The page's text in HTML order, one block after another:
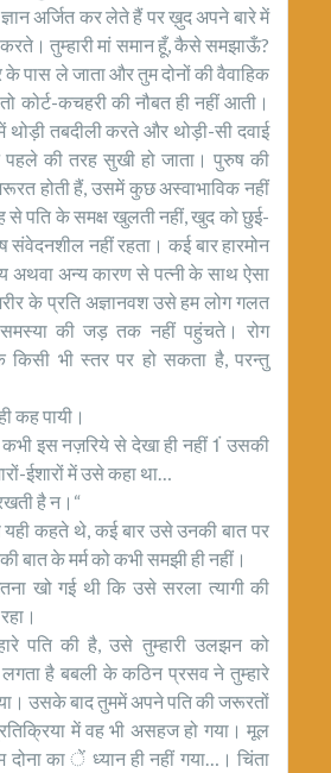
अर्जित कर लेते हैं पर ख़ुद अपने बारे में
तुम्हारी मां समान हूँ, कैसे समझाऊँ?
पास ले जाता और तुम दोनों की वैवाहिक
कोर्ट-कचहरी की नौबत ही नहीं आती।
थोड़ी तबदीली करते और थोड़ी-सी दवाई
पहले की तरह सुखी हो जाता। पुरुष की
होती हैं, उसमें कुछ अस्वाभाविक नहीं
से पति के समक्ष खुलती नहीं, खुद को छुई-
संवेदनशील नहीं रहता। कई बार हारमोन
अन्य कारण से पत्नी के साथ ऐसा
के प्रति अज्ञानवश उसे हम लोग गलत
समस्या की जड़ तक नहीं पहुंचते। रोग
किसी भी स्तर पर हो सकता है, परन्तु
कह पायी।
इस नज़रिये से देखा ही नहीं 1ं उसकी
ईशारों में उसे कहा था…
है न।“
कहते थे, कई बार उसे उनकी बात पर
बात के मर्म को कभी समझी ही नहीं।
खो गई थी कि उसे सरला त्यागी की
पति की है, उसे तुम्हारी उलझन को
है बबली के कठिन प्रसव ने तुम्हारे
उसके बाद तुममें अपने पति की जरूरतों
में वह भी असहज हो गया। मूल
का ें ध्यान ही नहीं गया…। चिंता